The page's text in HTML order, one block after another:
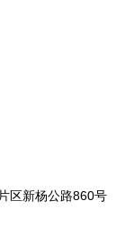
区新杨公路860号